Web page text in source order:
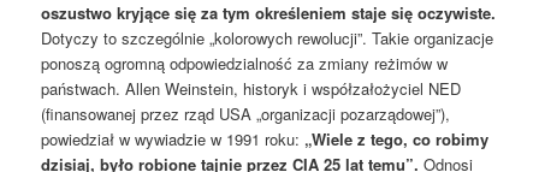
oszustwo kryjące się za tym określeniem staje się oczywiste.
Dotyczy to szczególnie „kolorowych rewolucji”. Takie organizacje
ponoszą ogromną odpowiedzialność za zmiany reżimów w
państwach. Allen Weinstein, historyk i współzałożyciel NED
(finansowanej przez rząd USA „organizacji pozarządowej”),
powiedział w wywiadzie w 1991 roku: „Wiele z tego, co robimy
dzisiaj, było robione tajnie przez CIA 25 lat temu”. Odnosi